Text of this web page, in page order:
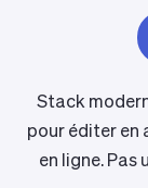
Stack
pour éditer en
en ligne. Pas